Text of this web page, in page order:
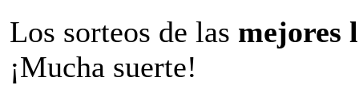
Los sorteos de las mejores
¡Mucha suerte!